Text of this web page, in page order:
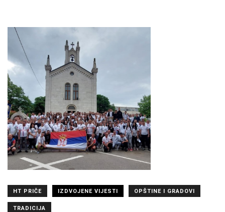
HT PRIČE IZDVOJENE VIJESTI OPŠTINE I GRADOVI
TRADICIJA